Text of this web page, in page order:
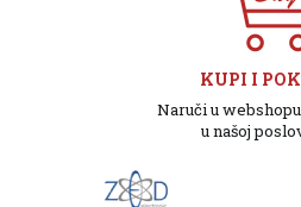
KUPI I
Naruči u
u našoj